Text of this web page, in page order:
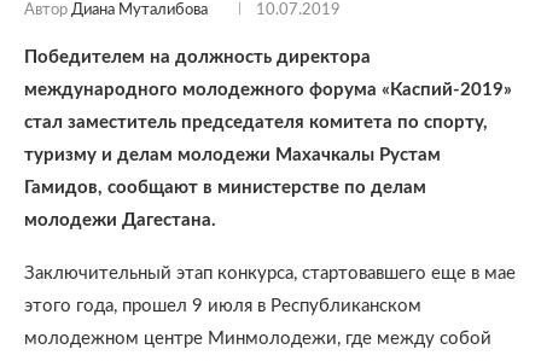
Автор Диана Муталибова 10.07.2019
Победителем на должность директора
международного молодежного форума «Каспий-2019»
стал заместитель председателя комитета по спорту,
туризму и делам молодежи Махачкалы Рустам
Гамидов, сообщают в министерстве по делам
молодежи Дагестана.
Заключительный этап конкурса, стартовавшего еще в мае
этого года, прошел 9 июля в Республиканском
молодежном центре Минмолодежи, где между собой